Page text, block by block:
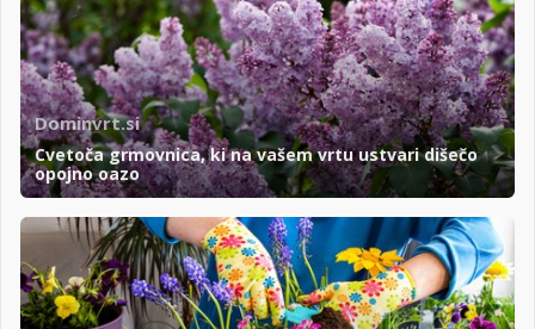
Dominvrt.si
Cvetoča grmovnica, ki na vašem vrtu ustvari dišečo
opojno oazo